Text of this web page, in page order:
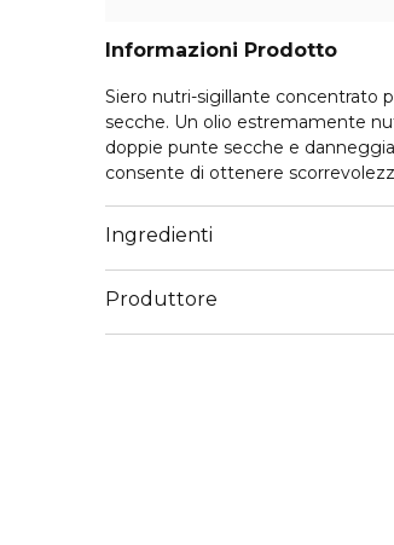
Informazioni Prodotto
Siero nutri-sigillante concentrato
secche. Un olio estremamente
doppie punte secche e
consente di ottenere
l’elettrostaticità e l'effetto crespo
combattere la secchezza cronica.
2 volte in meno di doppie punte*
siero per doppie punte)*
Ingredienti
Produttore